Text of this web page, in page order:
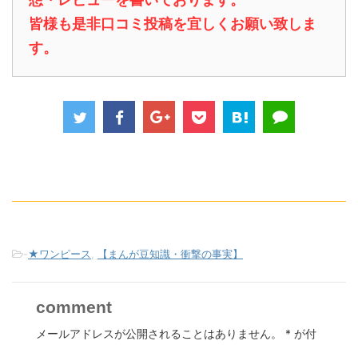
皆様も是非口コミ投稿を宜しくお願い致しま
す。
-★ワンピース 【まんが豆知識・衝撃の事実】
comment
メールアドレスが公開されることはありません。 * が付